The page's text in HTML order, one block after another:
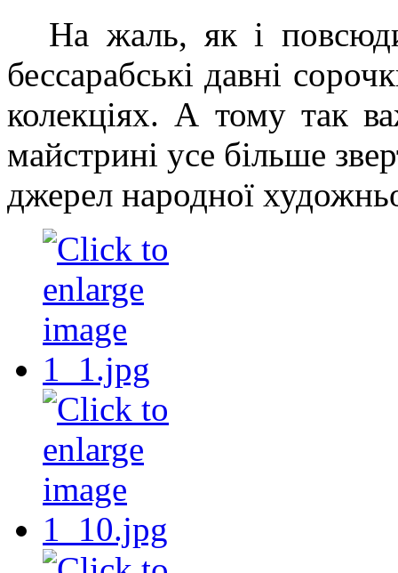
На жаль, як і
бессарабські давні
колекціях. А тому так
майстрині усе більше
джерел народної